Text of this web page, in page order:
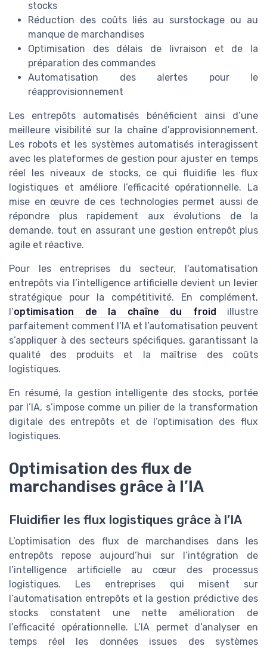
stocks
Réduction des coûts liés au surstockage ou au
manque de marchandises
Optimisation des délais de livraison et de la
préparation des commandes
Automatisation des alertes pour le
réapprovisionnement
Les entrepôts automatisés bénéficient ainsi d’une
meilleure visibilité sur la chaîne d’approvisionnement.
Les robots et les systèmes automatisés interagissent
avec les plateformes de gestion pour ajuster en temps
réel les niveaux de stocks, ce qui fluidifie les flux
logistiques et améliore l’efficacité opérationnelle. La
mise en œuvre de ces technologies permet aussi de
répondre plus rapidement aux évolutions de la
demande, tout en assurant une gestion entrepôt plus
agile et réactive.
Pour les entreprises du secteur, l’automatisation
entrepôts via l’intelligence artificielle devient un levier
stratégique pour la compétitivité. En complément,
l’optimisation de la chaîne du froid
illustre
parfaitement comment l’IA et l’automatisation peuvent
s’appliquer à des secteurs spécifiques, garantissant la
qualité des produits et la maîtrise des coûts
logistiques.
En résumé, la gestion intelligente des stocks, portée
par l’IA, s’impose comme un pilier de la transformation
digitale des entrepôts et de l’optimisation des flux
logistiques.
Optimisation des flux de
marchandises grâce à l’IA
Fluidifier les flux logistiques grâce à l’IA
L’optimisation des flux de marchandises dans les
entrepôts repose aujourd’hui sur l’intégration de
l’intelligence artificielle au cœur des processus
logistiques. Les entreprises qui misent sur
l’automatisation entrepôts et la gestion prédictive des
stocks constatent une nette amélioration de
l’efficacité opérationnelle. L’IA permet d’analyser en
temps réel les données issues des systèmes